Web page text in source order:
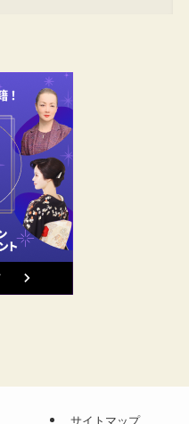
サイトマップ